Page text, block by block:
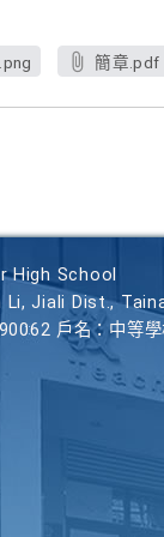
簡章.pdf
High School
Li, Jiali Dist.,
戶名：中等